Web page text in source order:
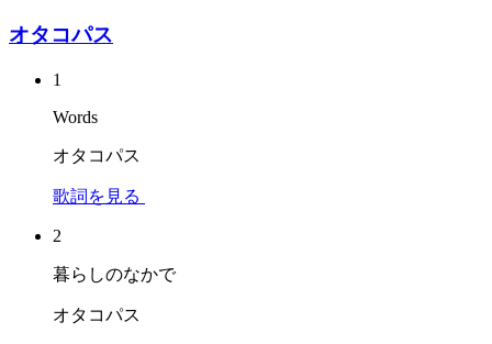
オタコパス
1
Words
オタコパス
歌詞を見る
2
暮らしのなかで
オタコパス